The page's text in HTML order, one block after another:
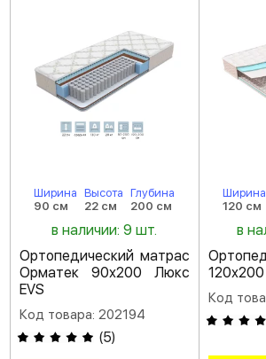
Ширина
90 см
Высота
22 см
Глубина
200 см
в наличии: 9 шт.
Ортопедический матрас
Орматек 90х200 Люкс
EVS
Код товара: 202194
(5)
Ширина
120 см
в
Код